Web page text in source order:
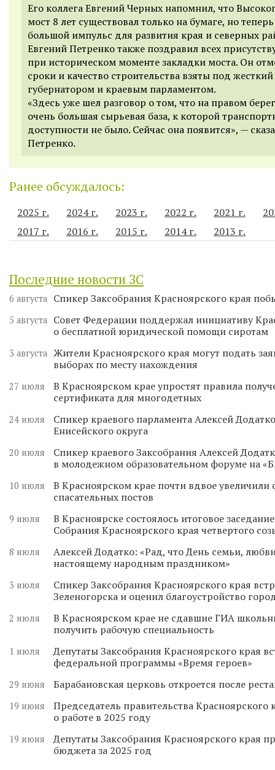
Его коллега Евгений Черных напомнил, что
мост 8 лет существовал только на бумаге, но
большой импульс для развития края и северных
Евгений Петренко также поздравил всех
при историческом моменте закладки моста. Он
сроки и качество строительства взяты под
губернатором и краевым парламентом.
«Здесь уже шел разговор о том, что на правом
очень большая сырьевая база, к которой
доступности не было. Сейчас она появится», —
Петренко.
Ранее обсуждалось:
2025 г. 2024 г. 2023 г. 2022 г. 2021 г.
2017 г.
2016 г. 2015 г. 2014 г. 2013 г.
Последние новости ЗС
6 августа Спикер Заксобрания Красноярского края
5 августа
Совет Федерации поддержал инициативу
о бесплатной юридической помощи сиротам
3 августа Жители Красноярского края могут подать
выборах по месту нахождения
27 июля
В Красноярском крае упростят правила
сертификата для многодетных
24 июля
Спикер краевого парламента Алексей
Енисейского округа
20 июля
Спикер краевого Заксобрания Алексей
в молодежном образовательном форуме на
10 июля
В Красноярском крае почти вдвое
спасательных постов
9 июля
В Красноярске состоялось итоговое
Собрания Красноярского края четвертого
8 июля
Алексей Додатко: «Рад, что День семьи,
настоящему народным праздником»
3 июля
Спикер Заксобрания Красноярского края
Зеленогорска и оценил благоустройство
2 июля
В Красноярском крае не сдавшие ГИА
получить рабочую специальность
1 июля
Депутаты Заксобрания Красноярского края
федеральной программы «Время героев»
29 июня Барабановская церковь откроется после
19 июня
Председатель правительства Красноярского
о работе в 2025 году
19 июня
Депутаты Заксобрания Красноярского края
бюджета за 2025 год